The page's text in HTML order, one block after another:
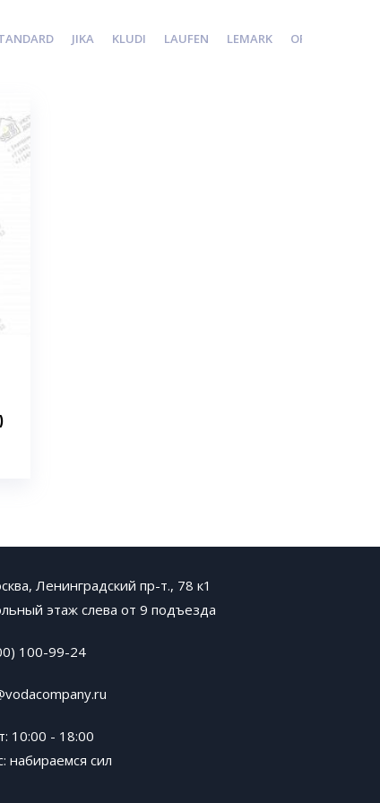
JIKA KLUDI LAUFEN LEMARK ORAS
Ленинградский пр-т., 78 к1
этаж слева от 9 подъезда
100-99-24
10:00 - 18:00
набираемся сил